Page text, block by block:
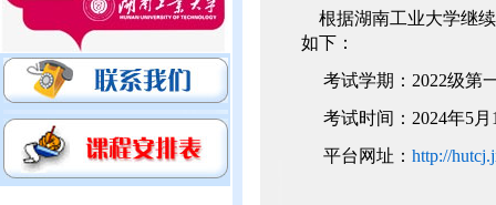
根据湖南工业大学继
如下：
考试学期：2022级第
考试时间：2024年5月
平台网址： http://